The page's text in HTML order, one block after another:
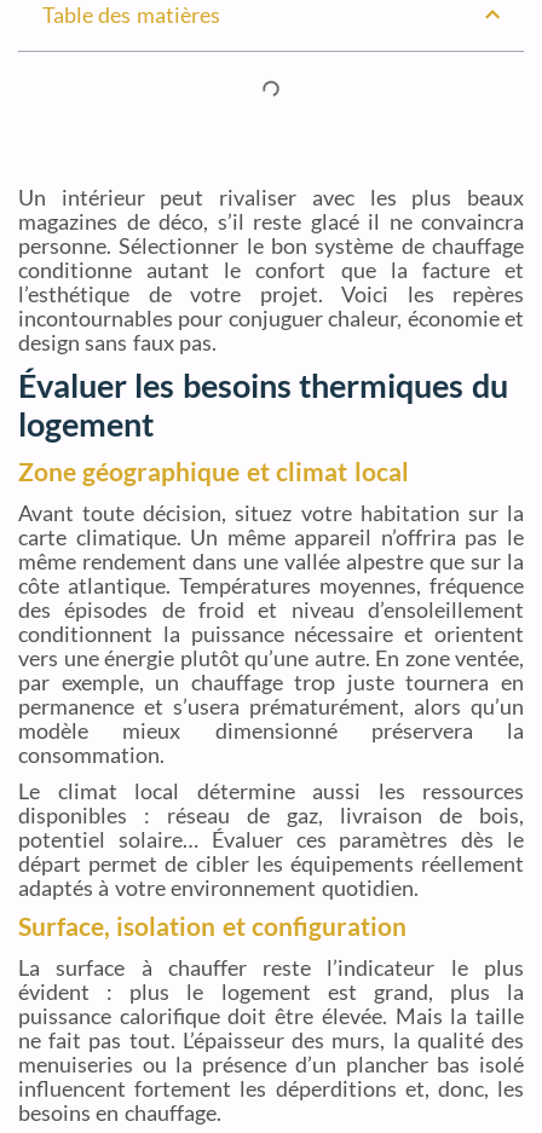
Table des matières
Un intérieur peut rivaliser avec les plus beaux
magazines de déco, s’il reste glacé il ne convaincra
personne. Sélectionner le bon système de chauffage
conditionne autant le confort que la facture et
l’esthétique de votre projet. Voici les repères
incontournables pour conjuguer chaleur, économie et
design sans faux pas.
Évaluer les besoins thermiques du
logement
Zone géographique et climat local
Avant toute décision, situez votre habitation sur la
carte climatique. Un même appareil n’offrira pas le
même rendement dans une vallée alpestre que sur la
côte atlantique. Températures moyennes, fréquence
des épisodes de froid et niveau d’ensoleillement
conditionnent la puissance nécessaire et orientent
vers une énergie plutôt qu’une autre. En zone ventée,
par exemple, un chauffage trop juste tournera en
permanence et s’usera prématurément, alors qu’un
modèle mieux dimensionné préservera la
consommation.
Le climat local détermine aussi les ressources
disponibles : réseau de gaz, livraison de bois,
potentiel solaire… Évaluer ces paramètres dès le
départ permet de cibler les équipements réellement
adaptés à votre environnement quotidien.
Surface, isolation et configuration
La surface à chauffer reste l’indicateur le plus
évident : plus le logement est grand, plus la
puissance calorifique doit être élevée. Mais la taille
ne fait pas tout. L’épaisseur des murs, la qualité des
menuiseries ou la présence d’un plancher bas isolé
influencent fortement les déperditions et, donc, les
besoins en chauffage.